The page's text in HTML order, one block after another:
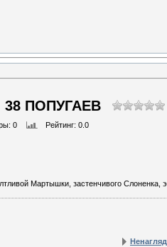
ПОПУГАЕВ
: 0 Рейтинг: 0.0
Мартышки, застенчивого Слоненка,